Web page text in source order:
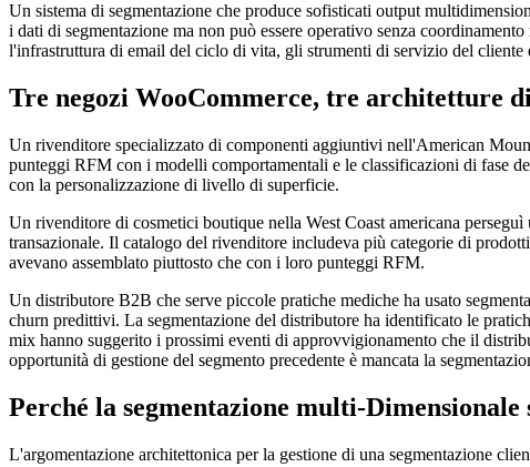
Un sistema di segmentazione che produce sofisticati output
i dati di segmentazione ma non può essere operativo senza
l'infrastruttura di email del ciclo di vita, gli strumenti di servizio del
Tre negozi WooCommerce, tre architetture
Un rivenditore specializzato di componenti aggiuntivi nell'American
punteggi RFM con i modelli comportamentali e le classificazioni di fase
con la personalizzazione di livello di superficie.
Un rivenditore di cosmetici boutique nella West Coast americana
transazionale. Il catalogo del rivenditore includeva più categorie di
avevano assemblato piuttosto che con i loro punteggi RFM.
Un distributore B2B che serve piccole pratiche mediche ha usato
churn predittivi. La segmentazione del distributore ha identificato le
mix hanno suggerito i prossimi eventi di approvvigionamento che il
opportunità di gestione del segmento precedente è mancata la
Perché la segmentazione multi-
L'argomentazione architettonica per la gestione di una segmentazione